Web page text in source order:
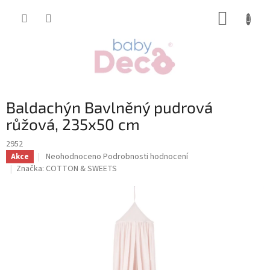
Baldachýn Bavlněný pudrová
růžová, 235x50 cm
2952
Akce
Průměrné
hodnocení
Neohodnoceno Podrobnosti hodnocení
Značka: COTTON & SWEETS